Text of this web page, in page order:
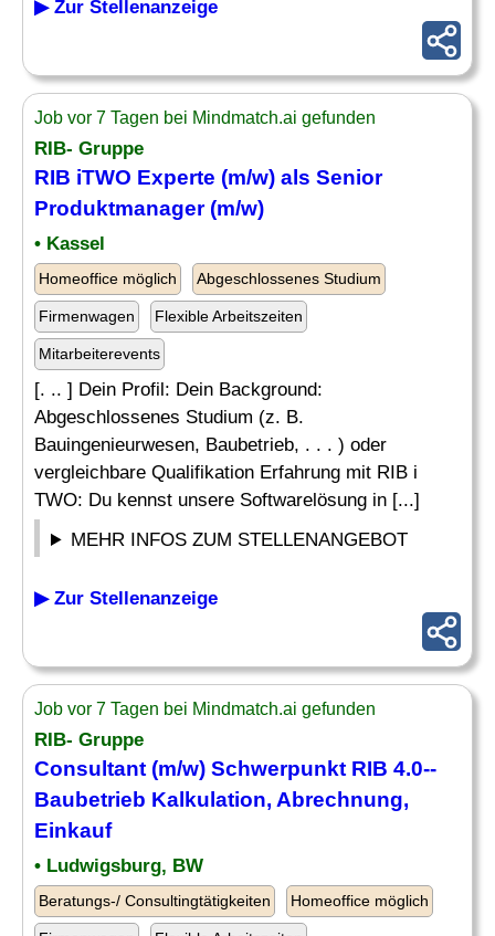
▶ Zur Stellenanzeige
Job vor 7 Tagen bei Mindmatch.ai gefunden
RIB- Gruppe
RIB iTWO Experte (m/w) als Senior
Produktmanager (m/w)
• Kassel
Homeoffice möglich Abgeschlossenes Studium
Firmenwagen Flexible Arbeitszeiten
Mitarbeiterevents
[. .. ] Dein Profil: Dein Background:
Abgeschlossenes Studium (z. B.
Bauingenieurwesen, Baubetrieb, . . . ) oder
vergleichbare Qualifikation Erfahrung mit RIB i
TWO: Du kennst unsere Softwarelösung in [...]
MEHR INFOS ZUM STELLENANGEBOT
▶ Zur Stellenanzeige
Job vor 7 Tagen bei Mindmatch.ai gefunden
RIB- Gruppe
Consultant (m/w) Schwerpunkt RIB 4.0--
Baubetrieb Kalkulation, Abrechnung,
Einkauf
• Ludwigsburg, BW
Beratungs-/ Consultingtätigkeiten Homeoffice möglich